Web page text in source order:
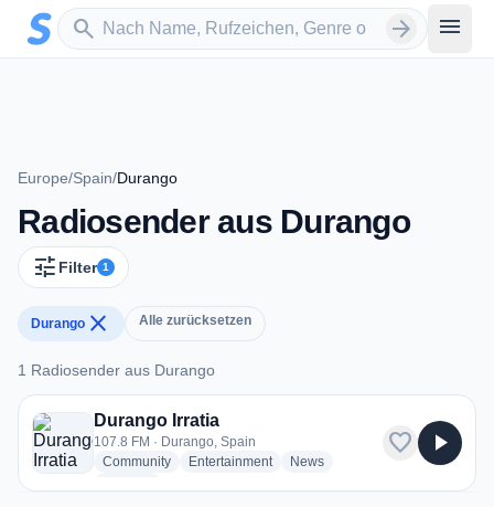
Zum Hauptinhalt springen
search
Sender suchen arrow_forward menu
Europe/Spain/Durango
Radiosender aus Durango
tune Filter 1
Durango close Alle zurücksetzen
1 Radiosender aus Durango
1 Radiosender aus Durango
Durango Irratia
107.8 FM · Durango, Spain
Communityradio stations
Entertainmentradio stations
Newsradio stations
favorite play_arrow